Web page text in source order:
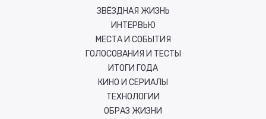
ЗВЁЗДНАЯ ЖИЗНЬ
ИНТЕРВЬЮ
МЕСТА И СОБЫТИЯ
ГОЛОСОВАНИЯ И ТЕСТЫ
ИТОГИ ГОДА
КИНО И СЕРИАЛЫ
ТЕХНОЛОГИИ
ОБРАЗ ЖИЗНИ